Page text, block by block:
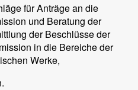
für Anträge an die
und Beratung der
der Beschlüsse der
in die Bereiche der
Werke,